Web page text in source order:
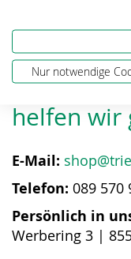
Bei
helfen wir
E-Mail:
Telefon: 089 570
Persönlich in
Werbering 3 |
Nur notwendige